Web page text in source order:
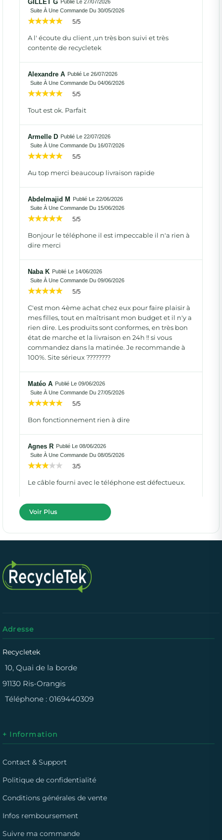
GILLET G Publié Le 27/07/2026
Suite À Une Commande Du 30/05/2026
5/5
A l' écoute du client ,un très bon suivi et très
contente de recycletek
Alexandre A Publié Le 26/07/2026
Suite À Une Commande Du 04/06/2026
5/5
Tout est ok. Parfait
Armelle D Publié Le 22/07/2026
Suite À Une Commande Du 16/07/2026
5/5
Au top merci beaucoup livraison rapide
Abdelmajid M
Publié Le 22/06/2026
Suite À Une Commande Du 15/06/2026
5/5
Bonjour le téléphone il est impeccable il n'a rien à
dire merci
Naba K Publié Le 14/06/2026
Suite À Une Commande Du 09/06/2026
5/5
C'est mon 4ème achat chez eux pour faire plaisir à
mes filles, tout en maîtrisant mon budget et il n'y a
rien dire. Les produits sont conformes, en très bon
état de marche et la livraison en 24h !! si vous
commandez dans la matinée. Je recommande à
100%. Site sérieux ????????
Matéo A Publié Le 09/06/2026
Suite À Une Commande Du 27/05/2026
5/5
Bon fonctionnement rien à dire
Agnes R Publié Le 08/06/2026
Suite À Une Commande Du 08/05/2026
3/5
Le câble fourni avec le téléphone est défectueux.
Voir Plus
Adresse
Recycletek
10, Quai de la borde
91130 Ris-Orangis
Téléphone : 0169440309
+ Information
Contact & Support
Politique de confidentialité
Conditions générales de vente
Infos remboursement
Suivre ma commande